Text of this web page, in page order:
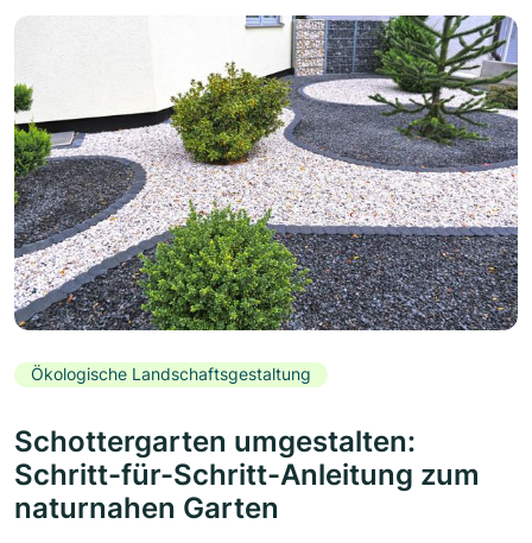
Ökologische Landschaftsgestaltung
Schottergarten umgestalten:
Schritt-für-Schritt-Anleitung zum
naturnahen Garten